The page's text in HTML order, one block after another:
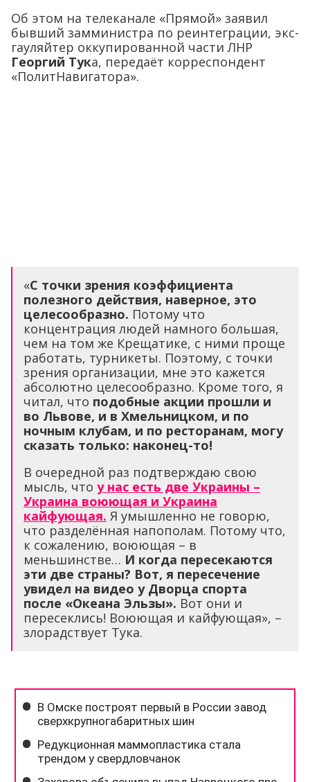
Об этом на телеканале «Прямой» заявил
бывший замминистра по реинтеграции, экс-
гауляйтер оккупированной части ЛНР
Георгий Тука, передаёт корреспондент
«ПолитНавигатора».
«С точки зрения коэффициента
полезного действия, наверное, это
целесообразно. Потому что
концентрация людей намного большая,
чем на том же Крещатике, с ними проще
работать, турникеты. Поэтому, с точки
зрения организации, мне это кажется
абсолютно целесообразно. Кроме того, я
читал, что подобные акции прошли и
во Львове, и в Хмельницком, и по
ночным клубам, и по ресторанам, могу
сказать только: наконец-то!
В очередной раз подтверждаю свою
мысль, что у нас есть две Украины –
Украина воюющая и Украина
кайфующая. Я умышленно не говорю,
что разделённая напополам. Потому что,
к сожалению, воюющая – в
меньшинстве… И когда пересекаются
эти две страны? Вот, я пересечение
увидел на видео у Дворца спорта
после «Океана Эльзы». Вот они и
пересеклись! Воюющая и кайфующая», –
злорадствует Тука.